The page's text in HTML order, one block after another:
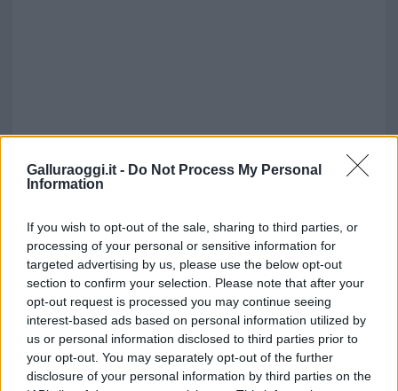
Galluraoggi.it - Do Not Process My Personal
Information
If you wish to opt-out of the sale, sharing to third parties, or
processing of your personal or sensitive information for
targeted advertising by us, please use the below opt-out
section to confirm your selection. Please note that after your
opt-out request is processed you may continue seeing
interest-based ads based on personal information utilized by
us or personal information disclosed to third parties prior to
your opt-out. You may separately opt-out of the further
disclosure of your personal information by third parties on the